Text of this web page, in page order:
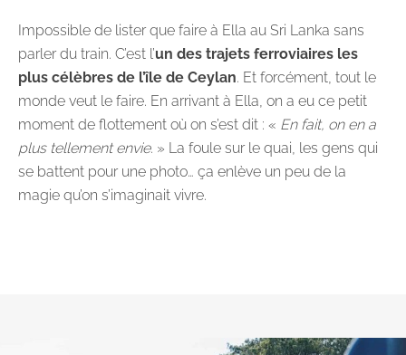
Impossible de lister que faire à Ella au Sri Lanka sans
parler du train. C’est l’un des trajets ferroviaires les
plus célèbres de l’île de Ceylan. Et forcément, tout le
monde veut le faire. En arrivant à Ella, on a eu ce petit
moment de flottement où on s’est dit : « En fait, on en a
plus tellement envie. » La foule sur le quai, les gens qui
se battent pour une photo… ça enlève un peu de la
magie qu’on s’imaginait vivre.